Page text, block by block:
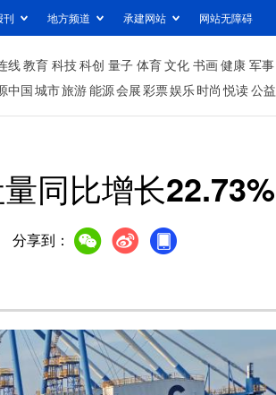
刊 地方频道 承建网站 网站无障碍
线教育 科技科创 量子 体育文化 书画健康 军事
中国城市旅游能源会展彩票娱乐时尚 悦读公益
同比增长22.73%
分享到：